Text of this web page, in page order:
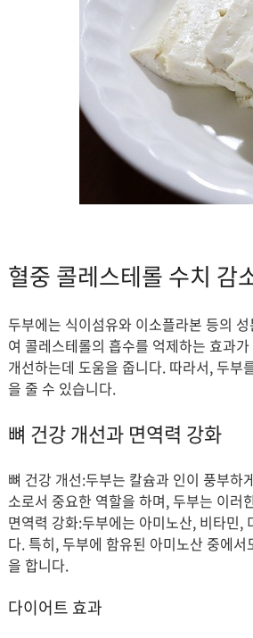
혈중 콜레스테롤 수치 감
두부에는 식이섬유와 이소플라본 등의
여 콜레스테롤의 흡수를 억제하는 효과
개선하는데 도움을 줍니다. 따라서, 두부
을 줄 수 있습니다.
뼈 건강 개선과 면역력 강화
뼈 건강 개선:두부는 칼슘과 인이 풍부하
소로서 중요한 역할을 하며, 두부는 이러
면역력 강화:두부에는 아미노산, 비타민,
다. 특히, 두부에 함유된 아미노산 중에
을 합니다.
다이어트 효과